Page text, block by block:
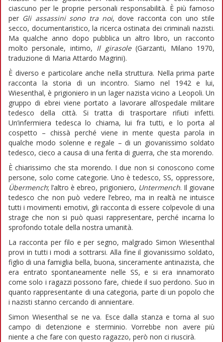
ciascuno per le proprie personali responsabilità. È più famoso
per Gli assassini sono tra noi, dove racconta con uno stile
secco, documentaristico, la ricerca ostinata dei criminali nazisti.
Ma qualche anno dopo pubblica un altro libro, un racconto
molto personale, intimo, Il girasole(Garzanti, Milano 1970,
traduzione di Maria Attardo Magrini).
È diverso e particolare anche nella struttura. Nella prima parte
racconta la storia di un incontro. Siamo nel 1942 e lui,
Wiesenthal, è prigioniero in un lager nazista vicino a Leopoli. Un
gruppo di ebrei viene portato a lavorare all’ospedale militare
tedesco della città. Si tratta di trasportare rifiuti infetti.
Un’infermiera tedesca lo chiama, lui fra tutti, e lo porta al
cospetto – chissà perché viene in mente questa parola in
qualche modo solenne e regale – di un giovanissimo soldato
tedesco, cieco a causa di una ferita di guerra, che sta morendo.
È chiarissimo che sta morendo. I due non si conoscono come
persone, solo come categorie. Uno è tedesco, SS, oppressore,
Übermench; l’altro è ebreo, prigioniero, Untermench. Il giovane
tedesco che non può vedere l’ebreo, ma in realtà ne intuisce
tutti i movimenti emotivi, gli racconta di essere colpevole di una
strage che non si può quasi rappresentare, perché incarna lo
sprofondo totale della nostra umanità.
La racconta per filo e per segno, malgrado Simon Wiesenthal
provi in tutti i modi a sottrarsi. Alla fine il giovanissimo soldato,
figlio di una famiglia bella, buona, sinceramente antinazista, che
era entrato spontaneamente nelle SS, e si era innamorato
come solo i ragazzi possono fare, chiede il suo perdono. Suo in
quanto rappresentante di una categoria, parte di un popolo che
i nazisti stanno cercando di annientare.
Simon Wiesenthal se ne va. Esce dalla stanza e torna al suo
campo di detenzione e sterminio. Vorrebbe non avere più
niente a che fare con questo ragazzo, però non ci riuscirà.